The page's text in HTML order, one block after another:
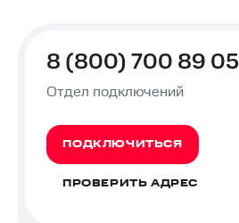
8 (800) 700 89 05
Отдел подключений
ПОДКЛЮЧИТЬСЯ
ПРОВЕРИТЬ АДРЕС